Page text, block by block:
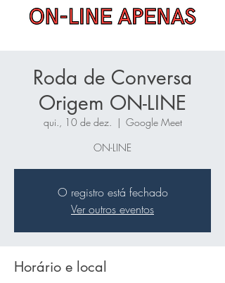
Roda de Conversa
Origem ON-LINE
qui., 10 de dez.
  |
Google Meet
O registro está fechado
Ver outros eventos
Horário e local